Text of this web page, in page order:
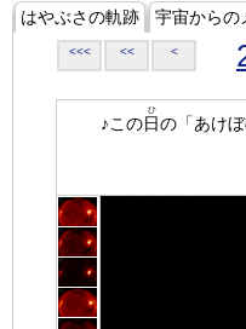
はやぶさの軌跡 宇宙からの
<<< << <
♪この日
ひ
の「あけぼ